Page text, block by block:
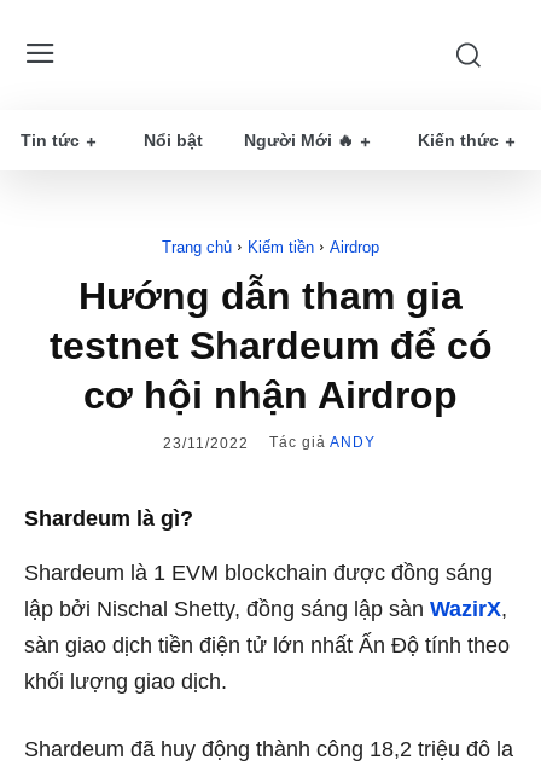
Tin tức Nổi bật Người Mới 🔥 Kiến thức
Trang chủ Kiếm tiền Airdrop
Hướng dẫn tham gia
testnet Shardeum để có
cơ hội nhận Airdrop
23/11/2022 Tác giả ANDY
Shardeum là gì?
Shardeum là 1 EVM blockchain được đồng sáng
lập bởi Nischal Shetty, đồng sáng lập sàn WazirX,
sàn giao dịch tiền điện tử lớn nhất Ấn Độ tính theo
khối lượng giao dịch.
Shardeum đã huy động thành công 18,2 triệu đô la